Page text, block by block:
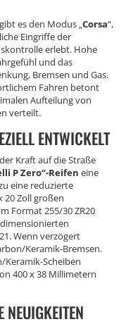
es den Modus „Corsa“,
Eingriffe der
erlebt. Hohe
und das
Bremsen und Gas.
Fahren betont
Aufteilung von
verteilt.
ENTWICKELT
Kraft auf die Straße
P Zero“-Reifen eine
eine reduzierte
20 Zoll großen
Format 255/30 ZR20
Wenn verzögert
Keramik-Bremsen.
Scheiben
400 x 38 Millimetern